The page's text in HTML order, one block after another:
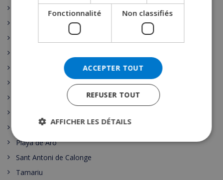
Palamos
Playa de Aro
Sant Antoni de Calonge
Tamariu
Fonctionnalité Non classifiés
ACCEPTER TOUT
REFUSER TOUT
AFFICHER LES DÉTAILS